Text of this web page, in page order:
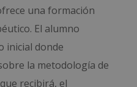
una formación
El alumno
inicial donde
la metodología de
recibirá, el